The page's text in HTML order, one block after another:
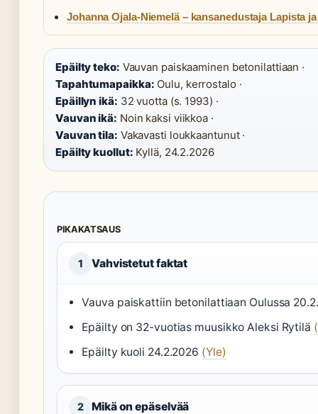
Johanna Ojala-Niemelä – kansanedustaja Lapista
Epäilty teko: Vauvan paiskaaminen betonilattiaan ·
Tapahtumapaikka: Oulu, kerrostalo ·
Epäillyn ikä: 32 vuotta (s. 1993) ·
Vauvan ikä: Noin kaksi viikkoa ·
Vauvan tila: Vakavasti loukkaantunut ·
Epäilty kuollut: Kyllä, 24.2.2026
PIKAKATSAUS
1 Vahvistetut faktat
Vauva paiskattiin betonilattiaan Oulussa
Epäilty on 32-vuotias muusikko Aleksi Rytilä
Epäilty kuoli 24.2.2026 (Yle)
2 Mikä on epäselvää